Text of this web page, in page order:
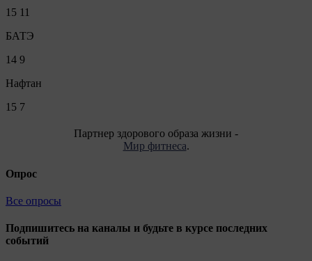
15 11
БАТЭ
14 9
Нафтан
15 7
Партнер здорового образа жизни -
Мир фитнеса.
Опрос
Все опросы
Подпишитесь на каналы и будьте в курсе последних
событий